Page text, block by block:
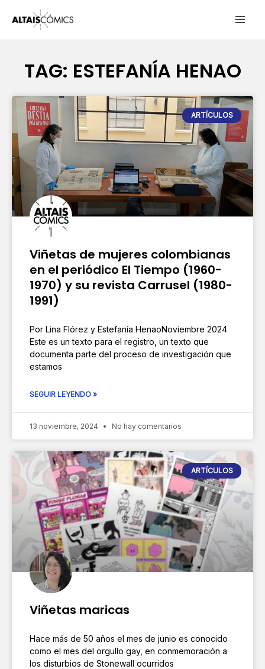
contenido
TAG: ESTEFANÍA HENAO
ARTÍCULOS
Viñetas de mujeres colombianas
en el periódico El Tiempo (1960-
1970) y su revista Carrusel (1980-
1991)
Por Lina Flórez y Estefanía HenaoNoviembre 2024
Este es un texto para el registro, un texto que
documenta parte del proceso de investigación que
estamos
SEGUIR LEYENDO »
13 noviembre, 2024 No hay comentarios
ARTÍCULOS
Viñetas maricas
Hace más de 50 años el mes de junio es conocido
como el mes del orgullo gay, en conmemoración a
los disturbios de Stonewall ocurridos
PagePage